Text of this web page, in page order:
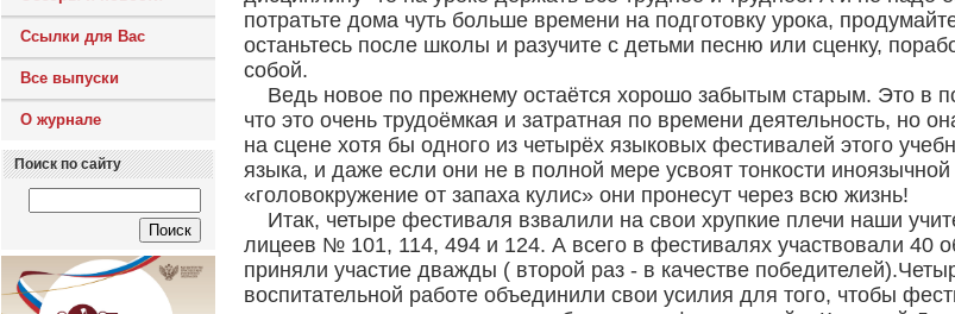
Ссылки для Вас
Все выпуски
О журнале
Поиск по сайту
потратьте дома чуть больше времени на подготовку урока,
останьтесь после школы и разучите с детьми песню или сценку,
собой.
Ведь новое по прежнему остаётся хорошо забытым старым. Это в
что это очень трудоёмкая и затратная по времени деятельность, но
на сцене хотя бы одного из четырёх языковых фестивалей этого
языка, и даже если они не в полной мере усвоят тонкости
«головокружение от запаха кулис» они пронесут через всю жизнь!
Итак, четыре фестиваля взвалили на свои хрупкие плечи наши
лицеев № 101, 114, 494 и 124. А всего в фестивалях участвовали 40
приняли участие дважды ( второй раз - в качестве
воспитательной работе объединили свои усилия для того, чтобы